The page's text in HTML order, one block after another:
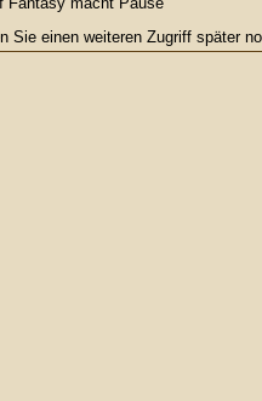
Sie einen weiteren Zugriff später